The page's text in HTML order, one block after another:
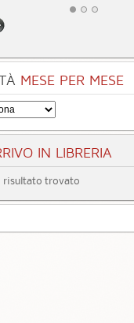
MESE PER MESE
IN LIBRERIA
risultato trovato